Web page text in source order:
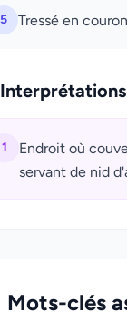
5 Tressé en
1
Endroit où
servant de nid
Mots-clés